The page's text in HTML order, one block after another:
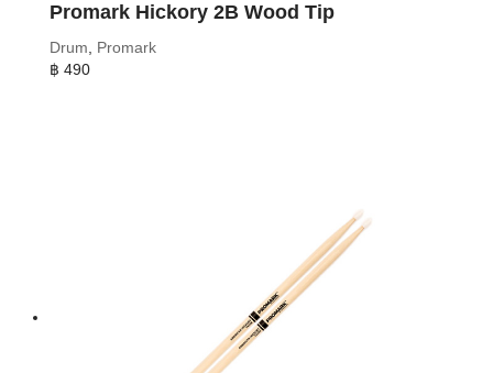
Promark Hickory 2B Wood Tip
Drum, Promark
฿ 490